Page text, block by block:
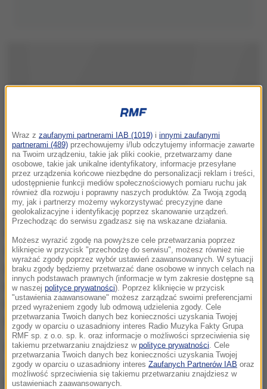
Obecnie rozsypywanie prochów jest w Polsce
w praktyce - Główny Inspektorat Sanitarny (GIS),
przygotowało zmiany w ustawie o cmentarzach i
pochówku zmarłych. Przewiduje się, że ogrody
pamięci będą dopuszczalne, podobnie jak rozsypanie
prochów nad morzem - pisze "Rzeczpospolita".
Rozważamy regulację prawną form pochówku, które
nieformalnie już funkcjonują- mówi rzecznik GIS Jan
Bodnar.
Wraz z zaufanymi partnerami IAB (1019) i innymi zaufanymi
partnerami (489) przechowujemy i/lub odczytujemy informacje zawarte
na Twoim urządzeniu, takie jak pliki cookie, przetwarzamy dane
osobowe, takie jak unikalne identyfikatory, informacje przesyłane
przez urządzenia końcowe niezbędne do personalizacji reklam i treści,
udostępnienie funkcji mediów społecznościowych pomiaru ruchu jak
również dla rozwoju i poprawny naszych produktów. Za Twoją zgodą
my, jak i partnerzy możemy wykorzystywać precyzyjne dane
geolokalizacyjne i identyfikację poprzez skanowanie urządzeń.
Przechodząc do serwisu zgadzasz się na wskazane działania.
Możesz wyrazić zgodę na powyższe cele przetwarzania poprzez
kliknięcie w przycisk "przechodzę do serwisu", możesz również nie
wyrażać zgody poprzez wybór ustawień zaawansowanych. W sytuacji
braku zgody będziemy przetwarzać dane osobowe w innych celach na
innych podstawach prawnych (informacje w tym zakresie dostępne są
w naszej polityce prywatności). Poprzez kliknięcie w przycisk
"ustawienia zaawansowane" możesz zarządzać swoimi preferencjami
przed wyrażeniem zgody lub odmową udzielenia zgody. Cele
przetwarzania Twoich danych bez konieczności uzyskania Twojej
zgody w oparciu o uzasadniony interes Radio Muzyka Fakty Grupa
RMF sp. z o.o. sp. k. oraz informacje o możliwości sprzeciwienia się
takiemu przetwarzaniu znajdziesz w polityce prywatności . Cele
przetwarzania Twoich danych bez konieczności uzyskania Twojej
zgody w oparciu o uzasadniony interes Zaufanych Partnerów IAB oraz
możliwość sprzeciwienia się takiemu przetwarzaniu znajdziesz w
ustawieniach zaawansowanych.